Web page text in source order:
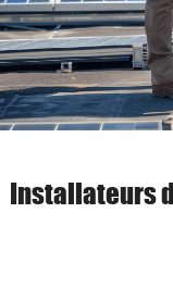
Installateurs